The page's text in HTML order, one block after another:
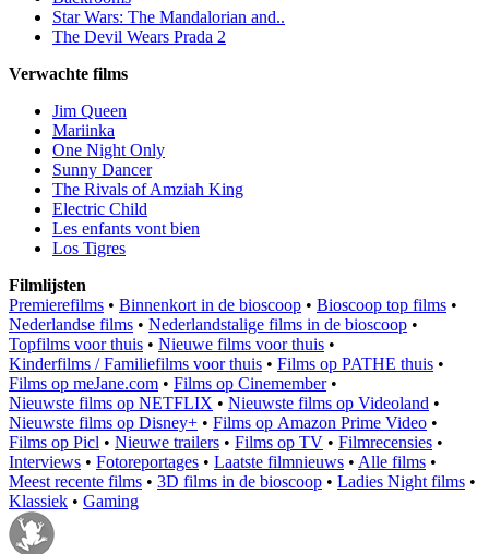
Star Wars: The Mandalorian and..
The Devil Wears Prada 2
Verwachte films
Jim Queen
Mariinka
One Night Only
Sunny Dancer
The Rivals of Amziah King
Electric Child
Les enfants vont bien
Los Tigres
Filmlijsten
Premierefilms • Binnenkort in de bioscoop • Bioscoop top films •
Nederlandse films • Nederlandstalige films in de bioscoop •
Topfilms voor thuis • Nieuwe films voor thuis •
Kinderfilms / Familiefilms voor thuis • Films op PATHE thuis •
Films op meJane.com • Films op Cinemember•
Nieuwste films op NETFLIX • Nieuwste films op Videoland •
Nieuwste films op Disney+ • Films op Amazon Prime Video •
Films op Picl • Nieuwe trailers • Films op TV • Filmrecensies •
Interviews • Fotoreportages • Laatste filmnieuws • Alle films •
Meest recente films • 3D films in de bioscoop • Ladies Night films •
Klassiek • Gaming